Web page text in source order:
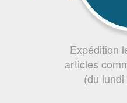
Expédition
articles
(du